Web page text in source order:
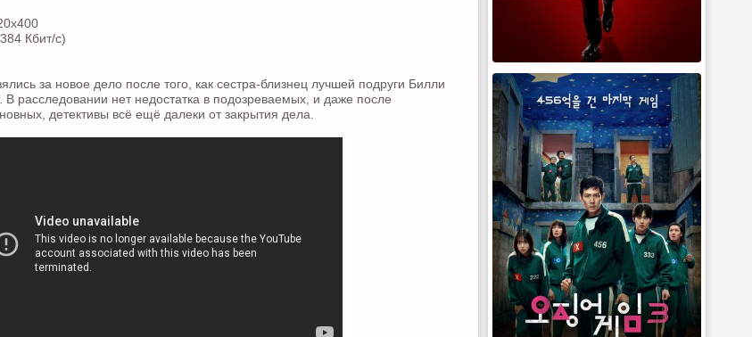
Кбит/с)
за новое дело после того, как сестра-близнец лучшей подруги Билли
расследовании нет недостатка в подозреваемых, и даже после
детективы всё ещё далеки от закрытия дела.